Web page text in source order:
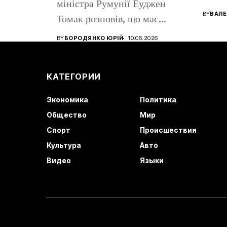
міністра Румунії Еуджен
Томак розповів, що має
громадянство Румунії...
BYБОРОДЯНКО ЮРІЙ 10.06.2026
BY
КАТЕГОРИИ
Экономика
Политика
Общество
Мир
Спорт
Происшествия
Культура
Авто
Видео
Языки